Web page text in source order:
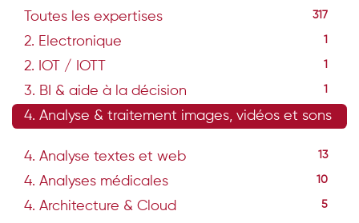
Toutes les expertises 317
2. Electronique 1
2. IOT / IOTT 1
3. BI & aide à la décision 1
4. Analyse & traitement images, vidéos et sons
4. Analyse textes et web 13
4. Analyses médicales 10
4. Architecture & Cloud 5